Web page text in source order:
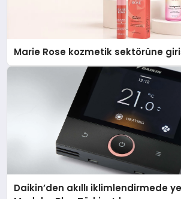
Marie Rose kozmetik sektörüne
Daikin’den akıllı iklimlendirmede